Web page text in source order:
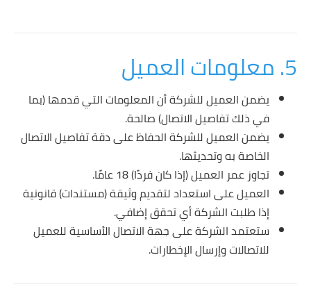
5. معلومات العميل
يضمن العميل للشركة أن المعلومات التي قدمها (بما
في ذلك تفاصيل الاتصال) صالحة.
يضمن العميل للشركة الحفاظ على دقة تفاصيل الاتصال
الخاصة به وتحديثها.
تجاوز عمر العميل (إذا كان فردًا) 18 عامًا.
العميل على استعداد لتقديم وثيقة (مستندات) قانونية
إذا طلبت الشركة أي تحقق إضافي.
ستعتمد الشركة على جهة الاتصال الأساسية للعميل
للاتصالات وإرسال الإخطارات.